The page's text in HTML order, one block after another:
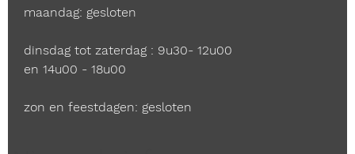
maandag: gesloten
dinsdag tot zaterdag : 9u30- 12u00
en 14u00 - 18u00
zon en feestdagen: gesloten